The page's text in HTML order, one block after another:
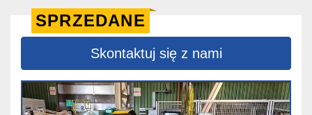
SPRZEDANE
Skontaktuj się z nami